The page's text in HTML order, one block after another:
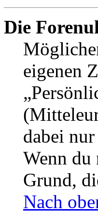
Die
eigenen
dabei
Wenn
Grund,
Nach